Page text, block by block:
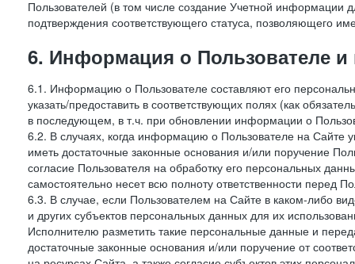
Пользователей (в том числе создание Учетной информации
подтверждения соответствующего статуса, позволяющего
6. Информация о Пользователе
6.1. Информацию о Пользователе составляют его
указать/предоставить в соответствующих полях (как
в последующем, в т.ч. при обновлении информации о
6.2. В случаях, когда информацию о Пользователе на Сайте
иметь достаточные законные основания и/или поручение
согласие Пользователя на обработку его персональных
самостоятельно несет всю полноту ответственности перед
6.3. В случае, если Пользователем на Сайте в каком-либо
и других субъектов персональных данных для их
Исполнителю разметить такие персональные данные и
достаточные законные основания и/или поручение от